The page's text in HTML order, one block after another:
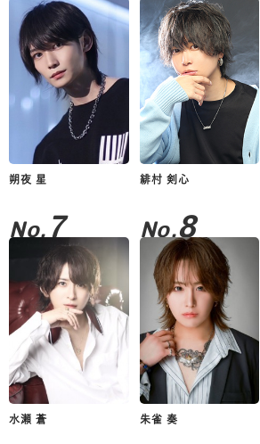
朔夜 星 緋村 剣心
No.7
水瀬 蒼
No.8
朱雀 奏